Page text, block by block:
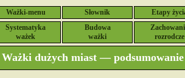
Ważki-menu Słownik
Etapy
Systematyka
ważek
Budowa
ważki
rozrodcze
Ważki dużych miast —